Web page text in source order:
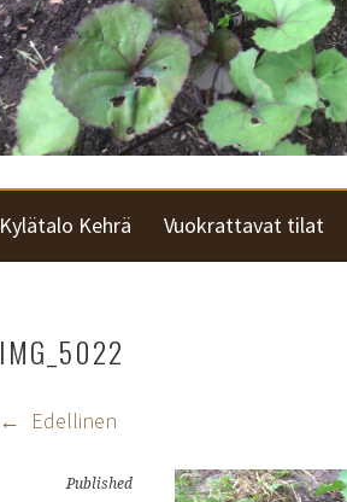
KYLÄTALO KEHRÄ
Kylätalo Kehrä Vuokrattavat tilat
IMG_5022
Edellinen
Published